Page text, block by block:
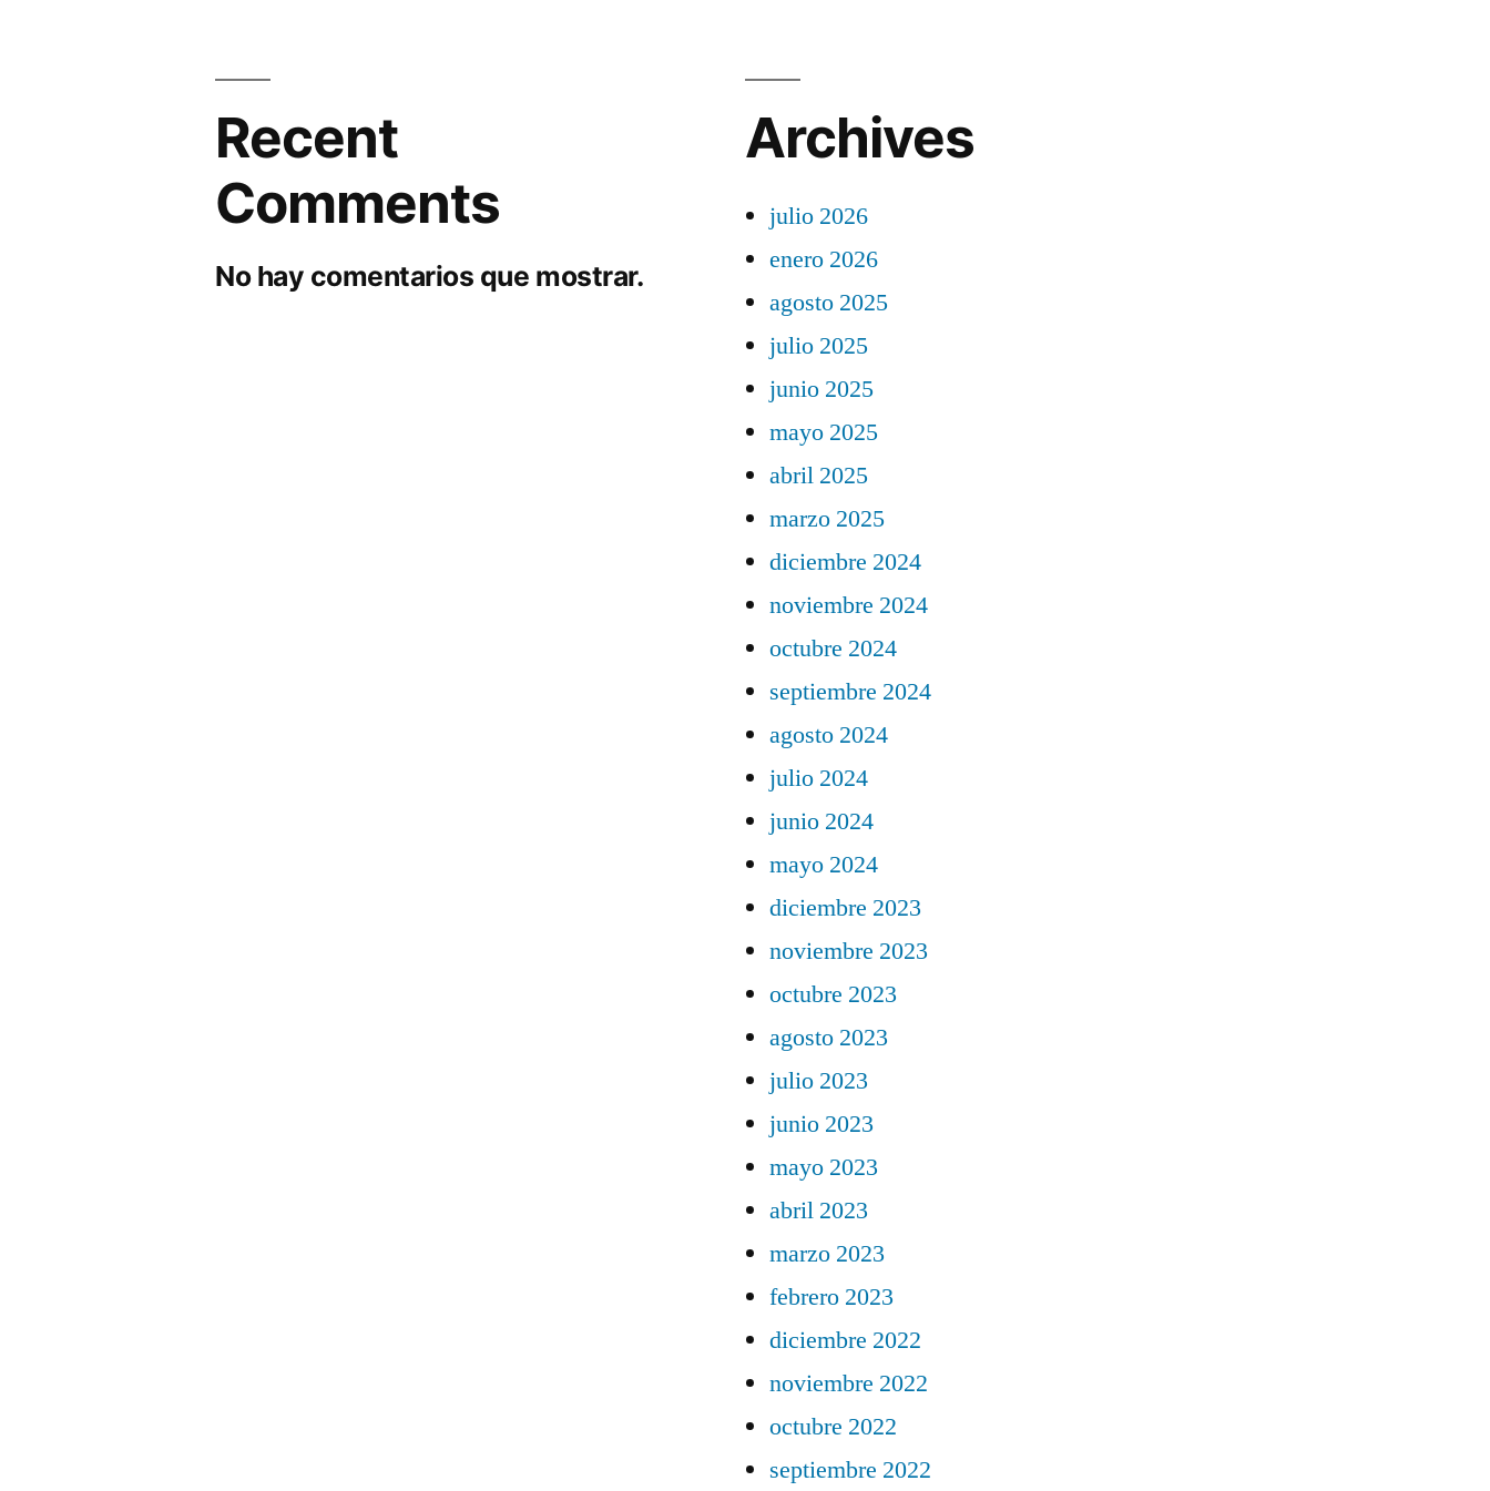
Recent
Comments
No hay comentarios que mostrar.
Archives
julio 2026
enero 2026
agosto 2025
julio 2025
junio 2025
mayo 2025
abril 2025
marzo 2025
diciembre 2024
noviembre 2024
octubre 2024
septiembre 2024
agosto 2024
julio 2024
junio 2024
mayo 2024
diciembre 2023
noviembre 2023
octubre 2023
agosto 2023
julio 2023
junio 2023
mayo 2023
abril 2023
marzo 2023
febrero 2023
diciembre 2022
noviembre 2022
octubre 2022
septiembre 2022